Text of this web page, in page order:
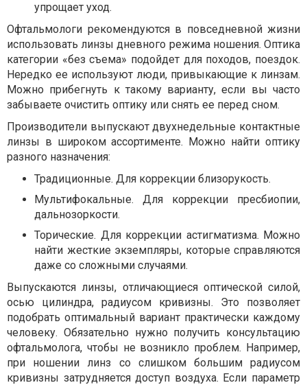
упрощает уход.
Офтальмологи рекомендуются в повседневной жизни
использовать линзы дневного режима ношения. Оптика
категории «без съема» подойдет для походов, поездок.
Нередко ее используют люди, привыкающие к линзам.
Можно прибегнуть к такому варианту, если вы часто
забываете очистить оптику или снять ее перед сном.
Производители выпускают двухнедельные контактные
линзы в широком ассортименте. Можно найти оптику
разного назначения:
Традиционные. Для коррекции близорукость.
Мультифокальные. Для коррекции пресбиопии,
дальнозоркости.
Торические. Для коррекции астигматизма. Можно
найти жесткие экземпляры, которые справляются
даже со сложными случаями.
Выпускаются линзы, отличающиеся оптической силой,
осью цилиндра, радиусом кривизны. Это позволяет
подобрать оптимальный вариант практически каждому
человеку. Обязательно нужно получить консультацию
офтальмолога, чтобы не возникло проблем. Например,
при ношении линз со слишком большим радиусом
кривизны затрудняется доступ воздуха. Если параметр